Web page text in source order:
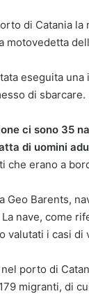
di Catania la
motovedetta
eseguita
di sbarcare.
ci sono 35
di uomini
che erano a
Geo Barents,
nave, come
valutati i casi di
porto di
migranti, di